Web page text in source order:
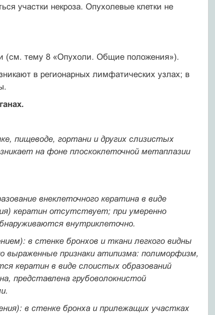
участки некроза. Опухолевые клетки не
(см. тему 8 «Опухоли. Общие положения»).
в регионарных лимфа­тических узлах; в
пищеводе, гортани и других слизистых
на фоне плоскоклеточной метаплазии
внеклеточного кератина в виде
кера­тин отсутствует; при умеренно
внутриклеточно.
в стенке бронхов и ткани легкого видны
вы­раженные признаки атипизма: полиморфизм,
кератин в виде слоистых образований
пред­ставлена грубоволокнистой
в стенке бронха и при­лежащих участках